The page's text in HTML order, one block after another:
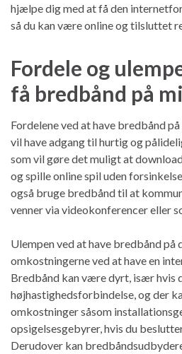
hjælpe dig med at få den
så du kan være online og tilsluttet
Fordele og
få bredbånd på
Fordelene ved at have bredbånd
vil have adgang til hurtig og
som vil gøre det muligt at
og spille online spil uden
også bruge bredbånd til at
venner via videokonferencer eller
Ulempen ved at have bredbånd på
omkostningerne ved at have en
Bredbånd kan være dyrt, især hvis
højhastighedsforbindelse, og der
omkostninger såsom
opsigelsesgebyrer, hvis du
Derudover kan